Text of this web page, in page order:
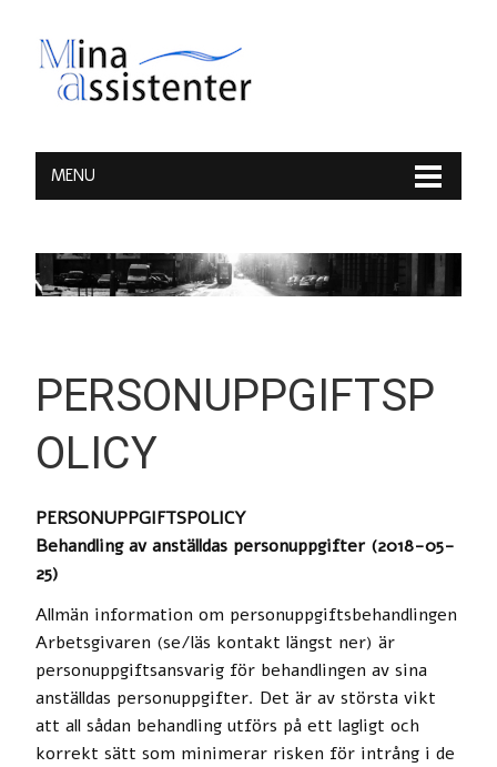
MENU
PERSONUPPGIFTSP
OLICY
PERSONUPPGIFTSPOLICY
Behandling av anställdas personuppgifter (2018-05-
25)
Allmän information om personuppgiftsbehandlingen
Arbetsgivaren (se/läs kontakt längst ner) är
personuppgiftsansvarig för behandlingen av sina
anställdas personuppgifter. Det är av största vikt
att all sådan behandling utförs på ett lagligt och
korrekt sätt som minimerar risken för intrång i de